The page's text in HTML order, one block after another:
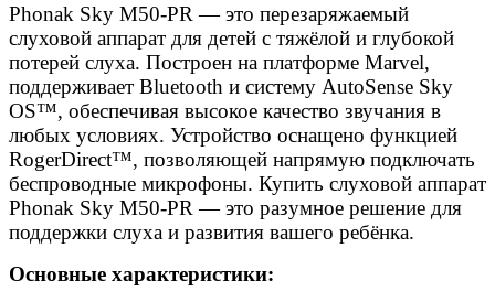
Phonak Sky M50-PR — это перезаряжаемый
слуховой аппарат для детей с тяжёлой и глубокой
потерей слуха. Построен на платформе Marvel,
поддерживает Bluetooth и систему AutoSense Sky
OS™, обеспечивая высокое качество звучания в
любых условиях. Устройство оснащено функцией
RogerDirect™, позволяющей напрямую подключать
беспроводные микрофоны. Купить слуховой аппарат
Phonak Sky M50-PR — это разумное решение для
поддержки слуха и развития вашего ребёнка.
Основные характеристики: